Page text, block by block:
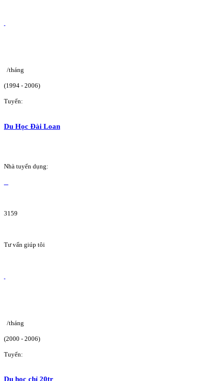
/tháng
(1994 - 2006)
Tuyển:
Du Học Đài Loan
Nhà tuyển dụng:
3159
Tư vấn giúp tôi
/tháng
(2000 - 2006)
Tuyển:
Du học chỉ 20tr